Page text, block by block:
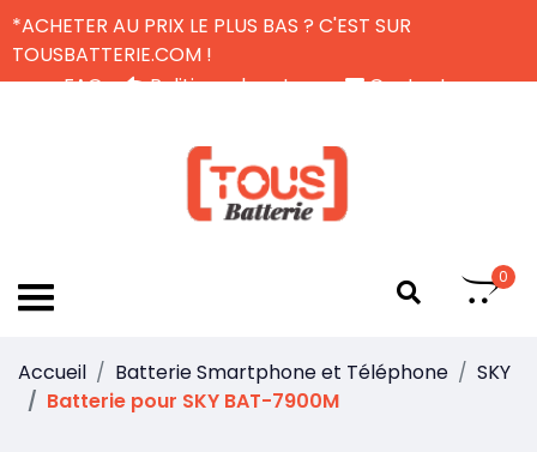
*ACHETER AU PRIX LE PLUS BAS ? C'EST SUR
TOUSBATTERIE.COM !
FAQ
Politique de retour
Contactez-nous
0
Accueil Batterie Smartphone et Téléphone
SKY
Batterie pour SKY BAT-7900M